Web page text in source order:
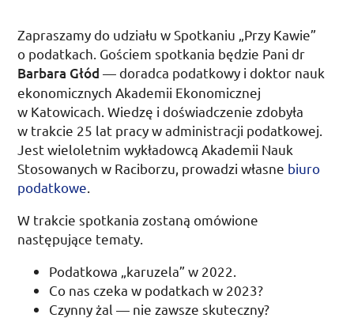
Zapraszamy do udziału w Spotkaniu „Przy Kawie”
o podatkach. Gościem spotkania będzie Panidr
Barbara Głód — doradca podatkowy i doktor nauk
ekonomicznych Akademii Ekonomicznej
w Katowicach. Wiedzę i doświadczenie zdobyła
w trakcie 25 lat pracy w administracji podatkowej.
Jest wieloletnim wykładowcą Akademii Nauk
Stosowanych w Raciborzu, prowadzi własne biuro
podatkowe
W trakcie spotkania zostaną omówione
następujące tematy.
Podatkowa „karuzela” w 2022.
Co nas czeka w podatkach w 2023?
Czynny żal — nie zawsze skuteczny?